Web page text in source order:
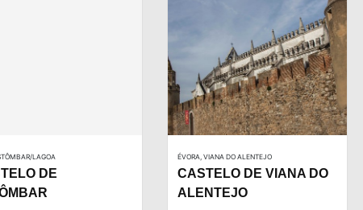
LAGOA
DE
ÉVORA, VIANA DO ALENTEJO
CASTELO DE VIANA DO
ALENTEJO